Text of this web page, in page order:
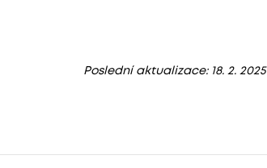
Poslední aktualizace: 18. 2. 2025